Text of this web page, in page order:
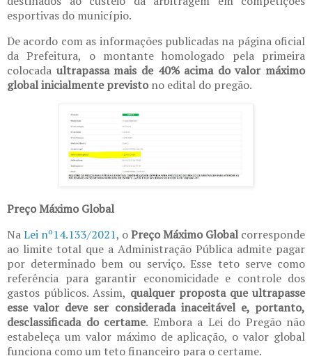
esportivas do município.
De acordo com as informações publicadas na página oficial
da Prefeitura, o montante homologado pela primeira
colocada ultrapassa mais de 40% acima do valor máximo
global inicialmente previsto no edital do pregão.
Preço Máximo Global
NaLei nº14.133/2021, oPreço Máximo Globalcorresponde
ao limite total que a Administração Pública admite pagar
por determinado bem ou serviço. Esse teto serve como
referência para garantir economicidade e controle dos
gastos públicos. Assim, qualquer proposta que ultrapasse
esse valor deve ser considerada inaceitável e, portanto,
desclassificada do certame. Embora a Lei do Pregão não
estabeleça um valor máximo de aplicação, o valor global
funciona como um teto financeiro para o certame.